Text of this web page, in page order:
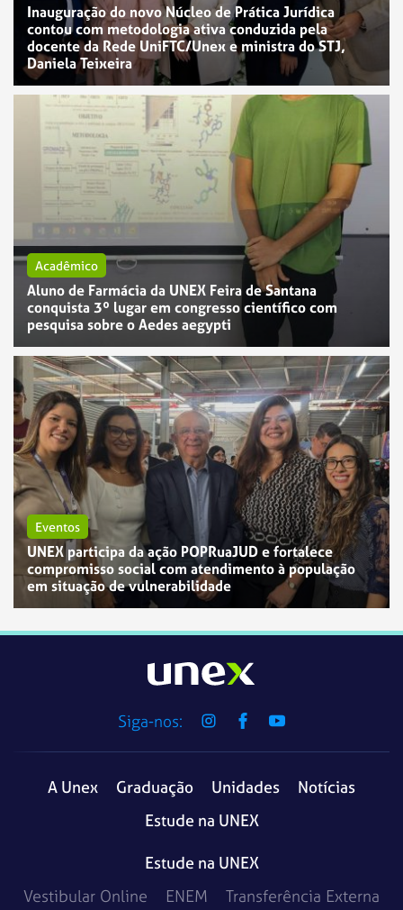
Inauguração do novo Núcleo de Prática Jurídica
contou com metodologia ativa conduzida pela
docente da Rede UniFTC/Unex e ministra do STJ,
Daniela Teixeira
Acadêmico
Aluno de Farmácia da UNEX Feira de Santana
conquista 3º lugar em congresso científico com
pesquisa sobre o Aedes aegypti
Eventos
UNEX participa da ação POPRuaJUD e fortalece
compromisso social com atendimento à população
em situação de vulnerabilidade
Siga-nos:
A Unex Graduação Unidades
Notícias
Estude na UNEX
Estude na UNEX
Vestibular Online
ENEM Transferência Externa